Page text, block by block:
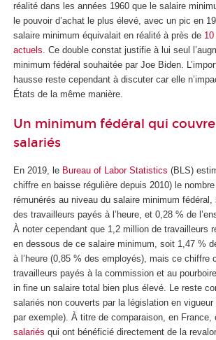
réalité dans les années 1960 que le salaire
le pouvoir d’achat le plus élevé, avec un pic en
salaire minimum équivalait en réalité à près de
actuels . Ce double constat justifie à lui seul
minimum fédéral souhaitée par Joe Biden.
hausse reste cependant à discuter car elle
États de la même manière.
Un minimum fédéral qui
salariés
En 2019, le Bureau of Labor Statistics (BLS)
chiffre en baisse régulière depuis 2010) le
rémunérés au niveau du salaire minimum
des travailleurs payés à l’heure, et 0,28 % de
À noter cependant que 1,2 million de travailleurs
en dessous de ce salaire minimum, soit 1,47 %
à l’heure (0,85 % des employés), mais ce chiffre
travailleurs payés à la commission et au
in fine un salaire total bien plus élevé. Le reste
salariés non couverts par la législation en
par exemple). À titre de comparaison, en France,
salariés qui ont bénéficié directement de la